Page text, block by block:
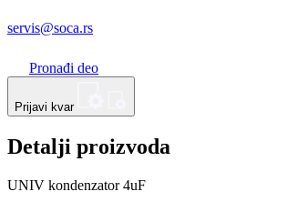
servis@soca.rs
Pronađi deo
Prijavi kvar
Detalji proizvoda
UNIV kondenzator 4uF